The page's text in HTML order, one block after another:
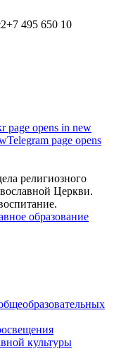
+7 495 650 10
page opens in new
Telegram page opens
религиозного
Церкви.
культуры